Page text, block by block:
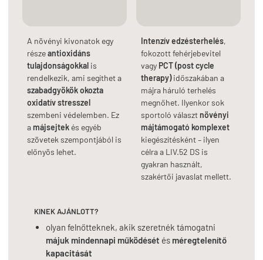
A növényi kivonatok egy
részeantioxidáns
tulajdonságokkal is
rendelkezik, ami segíthet a
szabadgyökök okozta
oxidatív stresszel
szembeni védelemben. Ez
amájsejtek és egyéb
szövetek szempontjából is
előnyös lehet.
Intenzív edzésterhelés,
fokozott fehérjebevitel
vagy PCT (post cycle
therapy)időszakában a
májra háruló terhelés
megnőhet. Ilyenkor sok
sportoló választnövényi
májtámogató komplexet
kiegészítésként – ilyen
célra a LIV.52 DS is
gyakran használt,
szakértői javaslat mellett.
KINEK AJÁNLOTT?
olyan felnőtteknek, akik szeretnék támogatni
májuk mindennapi működését és méregtelenítő
kapacitását